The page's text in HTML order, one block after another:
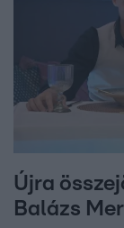
Újra
Balázs